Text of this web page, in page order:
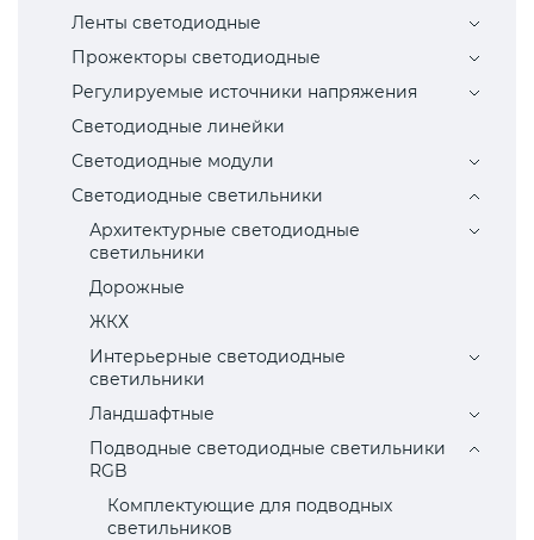
Ленты светодиодные
Прожекторы светодиодные
Регулируемые источники напряжения
Светодиодные линейки
Светодиодные модули
Светодиодные светильники
Архитектурные светодиодные
светильники
Дорожные
ЖКХ
Интерьерные светодиодные
светильники
Ландшафтные
Подводные светодиодные светильники
RGB
Комплектующие для подводных
светильников